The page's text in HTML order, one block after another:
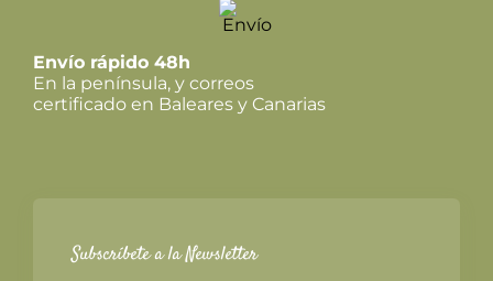
Envío rápido 48h
En la península, y correos
certificado en Baleares y Canarias
Subscríbete a la Newsletter